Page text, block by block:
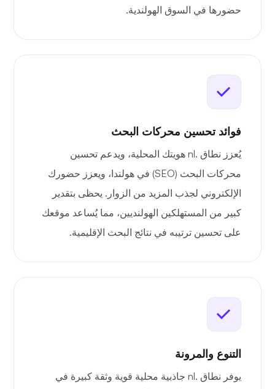
حضورها في السوق الهولندية.
فوائد تحسين محركات البحث
يُعزز نطاق .nl هويتك المحلية، ويدعم تحسين
محركات البحث (SEO) في هولندا، ويعزز حضورك
الإلكتروني لجذب المزيد من الزوار. يحظى بتقدير
كبير من المستهلكين الهولنديين، مما يُساعد موقعك
على تحسين ترتيبه في نتائج البحث الإقليمية.
التنوع والمرونة
يوفر نطاق .nl جاذبية محلية قوية وثقة كبيرة في